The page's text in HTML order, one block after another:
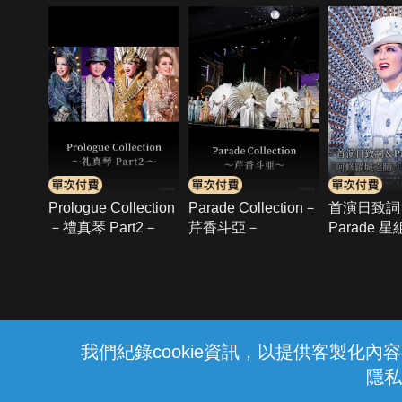
我們紀錄cookie資訊，以提供客製化內
隱
Prologue Collection
－禮真琴 Part2－
Parade Collection－
芹香斗亞－
首演日致
Parade 星